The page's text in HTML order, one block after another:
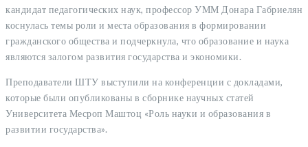
кандидат педагогических наук, профессор УММ Донара Габриелян
коснулась темы роли и места образования в формировании
гражданского общества и подчеркнула, что образование и наука
являются залогом развития государства и экономики.
Преподаватели ШТУ выступили на конференции с докладами,
которые были опубликованы в сборнике научных статей
Университета Месроп Маштоц «Роль науки и образования в
развитии государства».